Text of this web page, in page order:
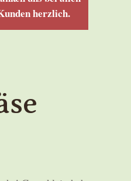
herzlich.